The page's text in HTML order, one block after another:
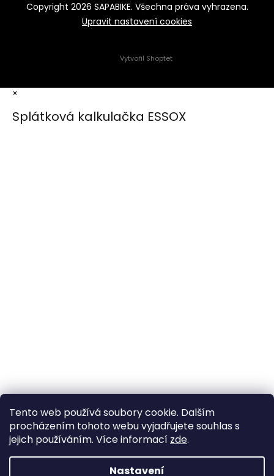
Tento web používá soubory cookie. Dalším
procházením tohoto webu vyjadřujete souhlas s
jejich používáním. Více informací zde.
Nastavení
Vytvořil Shoptet
Copyright 2026 SAPABIKE. Všechna práva vyhrazena.
Upravit nastavení cookies
×
Splátková kalkulačka ESSOX